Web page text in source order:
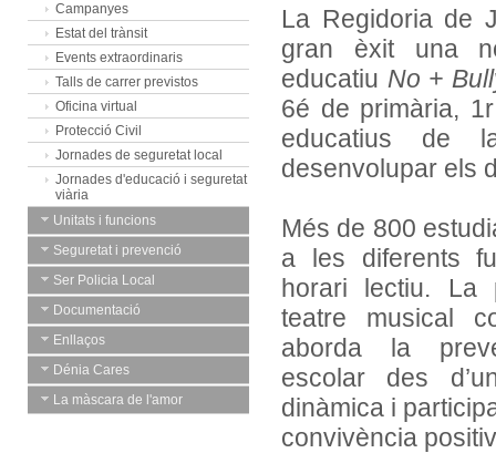
Campanyes
Estat del trànsit
Events extraordinaris
Talls de carrer previstos
Oficina virtual
Protecció Civil
Jornades de seguretat local
Jornades d'educació i seguretat
viària
Unitats i funcions
Seguretat i prevenció
Ser Policia Local
Documentació
Enllaços
Dénia Cares
La màscara de l'amor
La Regidoria de
gran èxit una
educatiu No +
6é de primària,
educatius de
desenvolupar els
Més de 800
a les diferents
horari lectiu. La
teatre musical
aborda la
escolar des
dinàmica i
convivència